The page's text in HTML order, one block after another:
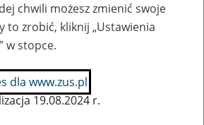
chwili możesz zmienić swoje
to zrobić, kliknij „Ustawienia
w stopce.
dla www.zus.pl
19.08.2024 r.